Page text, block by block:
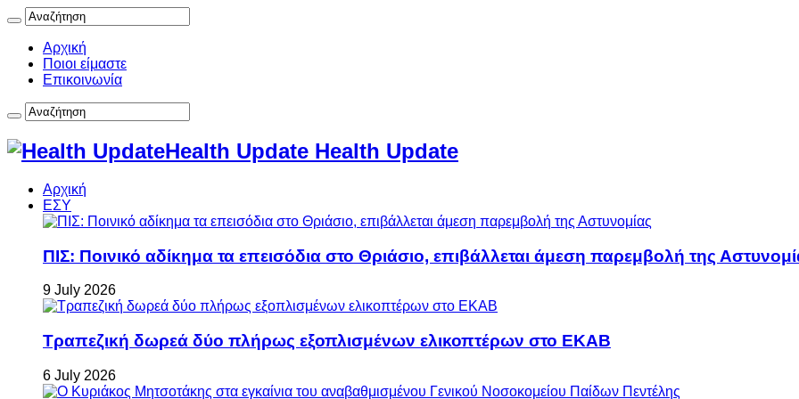
Αρχική
Ποιοι είμαστε
Επικοινωνία
Health Update Health Update
Αρχική
ΕΣΥ
ΠΙΣ: Ποινικό αδίκημα τα επεισόδια στο Θριάσιο, επιβάλλεται άμεση παρεμβολή της
9 July 2026
Τραπεζική δωρεά δύο πλήρως εξοπλισμένων ελικοπτέρων στο ΕΚΑΒ
6 July 2026